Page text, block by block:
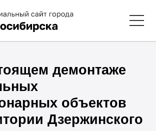
демонтаже
объектов
Дзержинского